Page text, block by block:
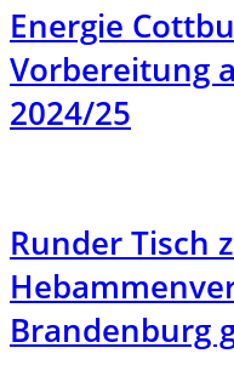
Energie
Vorbereitung
2024/25
Runder Tisch
Brandenburg